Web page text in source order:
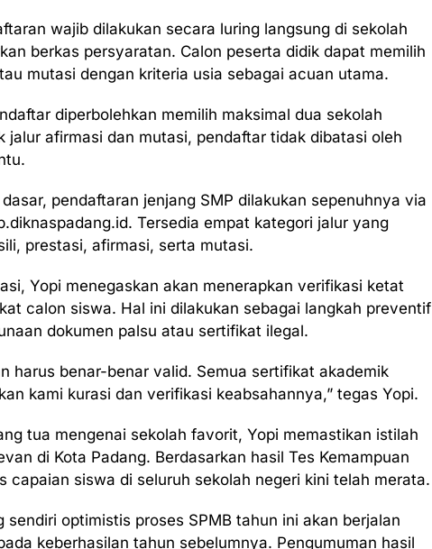
wajib dilakukan secara luring langsung di sekolah
berkas persyaratan. Calon peserta didik dapat memilih
mutasi dengan kriteria usia sebagai acuan utama.
diperbolehkan memilih maksimal dua sekolah
jalur afirmasi dan mutasi, pendaftar tidak dibatasi oleh
pendaftaran jenjang SMP dilakukan sepenuhnya via
Tersedia empat kategori jalur yang
prestasi, afirmasi, serta mutasi.
Yopi menegaskan akan menerapkan verifikasi ketat
calon siswa. Hal ini dilakukan sebagai langkah preventif
dokumen palsu atau sertifikat ilegal.
harus benar-benar valid. Semua sertifikat akademik
kami kurasi dan verifikasi keabsahannya,” tegas Yopi.
tua mengenai sekolah favorit, Yopi memastikan istilah
di Kota Padang. Berdasarkan hasil Tes Kemampuan
capaian siswa di seluruh sekolah negeri kini telah merata.
sendiri optimistis proses SPMB tahun ini akan berjalan
keberhasilan tahun sebelumnya. Pengumuman hasil